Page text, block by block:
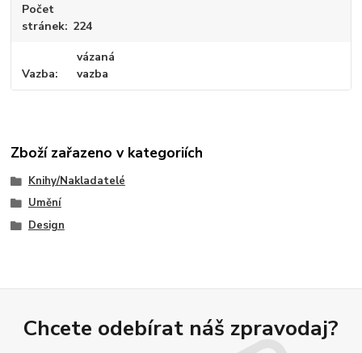
Počet
stránek 224
Vazba
vázaná
vazba
Zboží zařazeno v kategoriích
Knihy/Nakladatelé
Umění
Design
Chcete odebírat náš zpravodaj?